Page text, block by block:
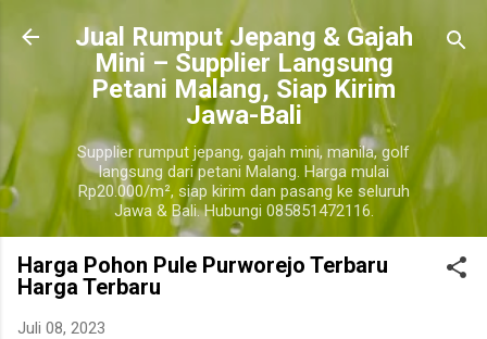
Langsung ke konten utama
​Jual Rumput Jepang & Gajah
Mini – Supplier Langsung
Petani Malang, Siap Kirim
Jawa-Bali
Supplier rumput jepang, gajah mini, manila, golf
langsung dari petani Malang. Harga mulai
Rp20.000/m², siap kirim dan pasang ke seluruh
Jawa & Bali. Hubungi 085851472116.
Harga Pohon Pule Purworejo Terbaru
Harga Terbaru
Juli 08, 2023